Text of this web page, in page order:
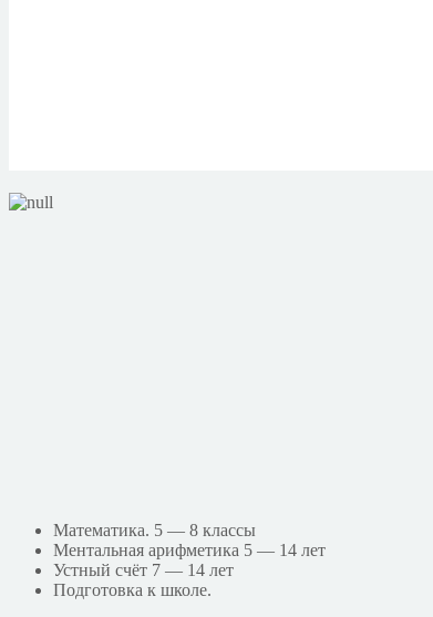
Математика. 5 — 8 классы
Ментальная арифметика 5 — 14 лет
Устный счёт 7 — 14 лет
Подготовка к школе.